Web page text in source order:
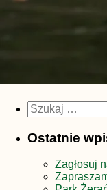
Szukaj:
Ostatnie
Zagłosuj